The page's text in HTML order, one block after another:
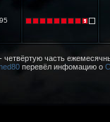
- четвёртую часть
перевёл инфомацию о